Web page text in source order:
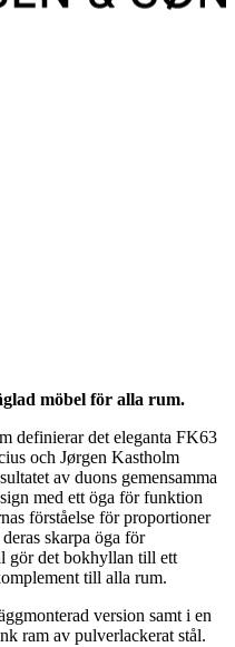
möbel för alla rum.
definierar det eleganta FK63
och Jørgen Kastholm
av duons gemensamma
med ett öga för funktion
förståelse för proportioner
skarpa öga för
gör det bokhyllan till ett
till alla rum.
version samt i en
ram av pulverlackerat stål.